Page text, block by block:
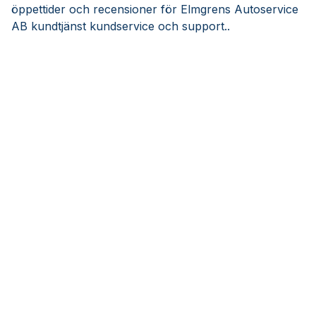
öppettider och recensioner för Elmgrens Autoservice
AB kundtjänst kundservice och support..